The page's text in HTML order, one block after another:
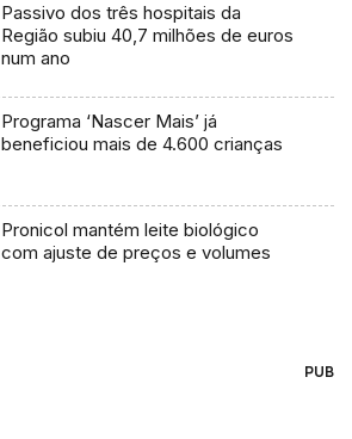
Passivo dos três hospitais da
Região subiu 40,7 milhões de euros
num ano
Programa ‘Nascer Mais’ já
beneficiou mais de 4.600 crianças
Pronicol mantém leite biológico
com ajuste de preços e volumes
PUB